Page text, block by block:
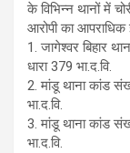
के विभिन्न थानों में
आरोपी का आपराधिक
1. जागेश्वर बिहार
धारा 379 भा.द.वि.
2. मांडू थाना कांड
भा.द.वि.
3. मांडू थाना कांड
भा.द.वि.